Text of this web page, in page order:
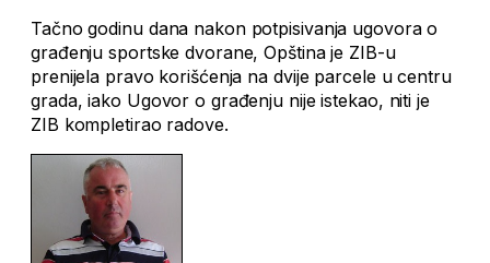
Tačno godinu dana nakon potpisivanja ugovora o
građenju sportske dvorane, Opština je ZIB-u
prenijela pravo korišćenja na dvije parcele u centru
grada, iako Ugovor o građenju nije istekao, niti je
ZIB kompletirao radove.